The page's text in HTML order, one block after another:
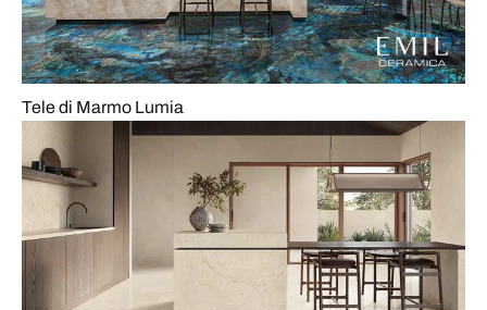
Tele di Marmo Lumia